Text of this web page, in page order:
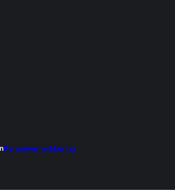
Personvernerklæring